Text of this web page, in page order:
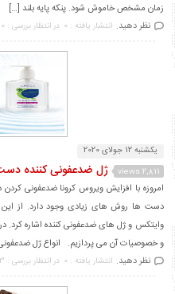
زمان مشخص خاموش شود. پنکه پایه بلند […]
نظر دهید. انتشار یافته : 0 در انتظار بررسی : 0
یکشنبه 12 جولای 2020
2,811 views
ژل ضدعفونی کننده دست
امروزه با افزایش ویروس کرونا ضدعفونی
دست ها روش های زیادی وجود دارد. از
وایتکس و ژل های ضدعفونی کننده اشاره کرد.
و خصوصیات آن می پردازیم. انواع ژل
نظر دهید. انتشار یافته : 0 در انتظار بررسی : 3